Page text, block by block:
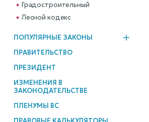
Градостроительный
Лесной кодекс
ПОПУЛЯРНЫЕ ЗАКОНЫ
ПРАВИТЕЛЬСТВО
ПРЕЗИДЕНТ
ИЗМЕНЕНИЯ В
ЗАКОНОДАТЕЛЬСТВЕ
ПЛЕНУМЫ ВС